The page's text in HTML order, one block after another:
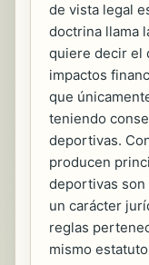
de vista legal
doctrina llama
quiere decir el
impactos
que
teniendo
deportivas.
producen
deportivas son
un carácter
reglas
mismo